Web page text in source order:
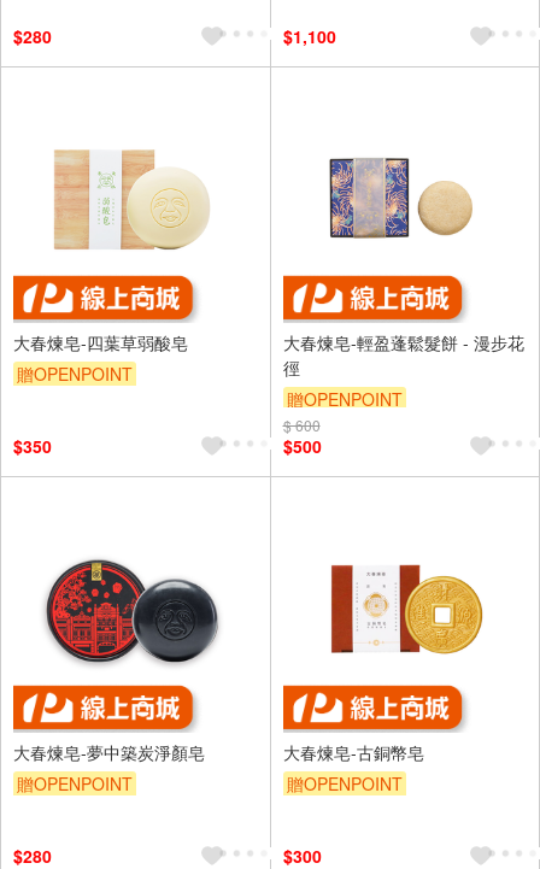
$280
$1,100
大春煉皂-四葉草弱酸皂
贈OPENPOINT
$350
大春煉皂-輕盈蓬鬆髮餅 - 漫步花
徑
贈OPENPOINT
$ 600
$500
大春煉皂-夢中築炭淨顏皂
贈OPENPOINT
$280
大春煉皂-古銅幣皂
贈OPENPOINT
$300